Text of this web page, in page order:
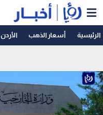
الرئيسية أسعار الذهب الأردن